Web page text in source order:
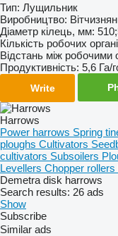
Тип: Лущильник
Виробництво:
Діаметр кілець, мм:
Кількість робочих
Відстань між робочими
Продуктивність: 5,6 Га/
Write
Harrows
Power harrows Spring
ploughs Cultivators
cultivators Subsoilers
Levellers Chopper rollers
Demetra disk harrows
Search results: 26 ads
Show
Subscribe
Similar ads